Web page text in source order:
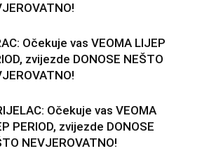
Očekuje vas VEOMA LIJEP
zvijezde DONOSE NEŠTO
Očekuje vas VEOMA
PERIOD, zvijezde DONOSE
NEVJEROVATNO!